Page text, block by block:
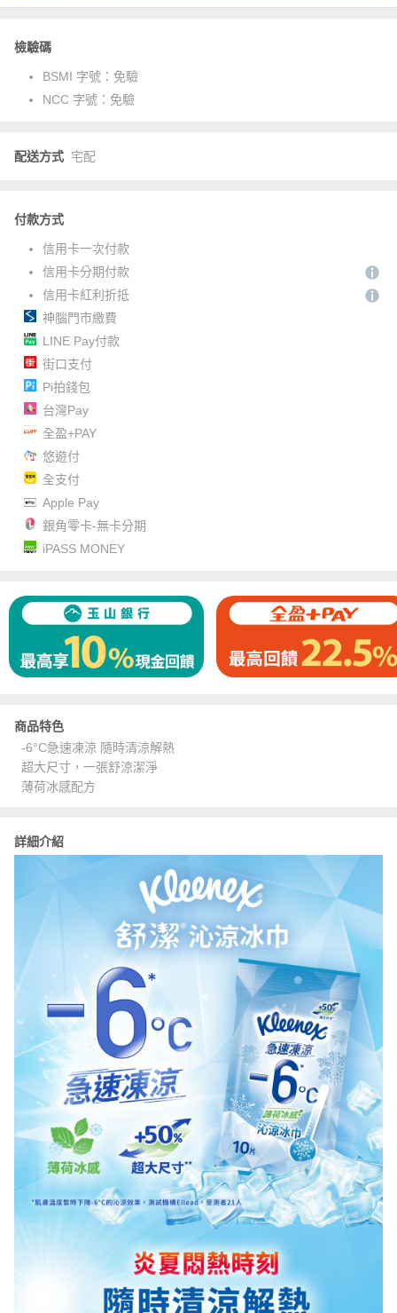
檢驗碼
BSMI 字號： 免驗
NCC 字號： 免驗
配送方式 宅配
付款方式
信用卡一次付款
信用卡分期付款
信用卡紅利折抵
神腦門市繳費
LINE Pay付款
街口支付
Pi拍錢包
台灣Pay
全盈+PAY
悠遊付
全支付
Apple Pay
銀角零卡-無卡分期
iPASS MONEY
商品特色
-6°C急速凍涼 隨時清涼解熱
超大尺寸，一張舒涼潔淨
薄荷冰感配方
詳細介紹